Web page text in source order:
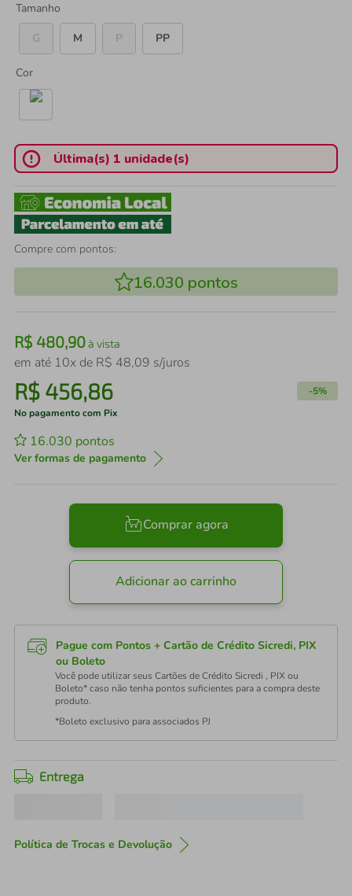
Tamanho
G
M P PP
Cor
Última(s) 1 unidade(s)
Compre com pontos:
16.030 pontos
R$ 480,90à vista
em até 10x de R$ 48,09 s/juros
R$ 456,86 -5%
No pagamento com Pix
16.030 pontos
Ver formas de pagamento
Comprar agora
Adicionar ao carrinho
Pague com Pontos + Cartão de Crédito Sicredi, PIX
ou Boleto
Você pode utilizar seus Cartões de Crédito Sicredi , PIX ou
Boleto* caso não tenha pontos suficientes para a compra deste
produto.
*Boleto exclusivo para associados PJ
Entrega
Política de Trocas e Devolução